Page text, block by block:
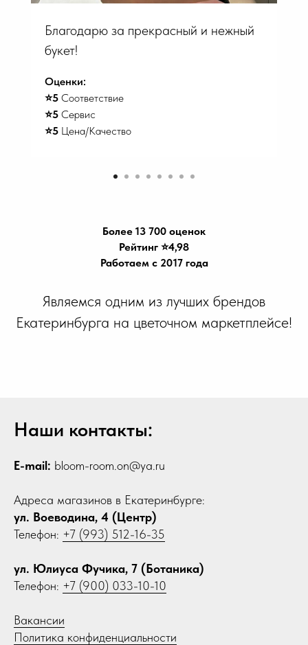
Благодарю за прекрасный и нежный
букет!
Оценки:
⭐️5 Соответствие
⭐️5 Сервис
⭐️5 Цена/Качество
Более 13 700 оценок
Рейтинг ⭐️4,98
Работаем с 2017 года
Являемся одним из лучших брендов
Екатеринбурга на цветочном маркетплейсе!
Наши контакты:
E-mail: bloom-room.on@ya.ru
Адреса магазинов в Екатеринбурге:
ул. Воеводина, 4 (Центр)
Телефон: +7 (993) 512-16-35
ул. Юлиуса Фучика, 7 (Ботаника)
Телефон: +7 (900) 033-10-10
Вакансии
Политика конфиденциальности